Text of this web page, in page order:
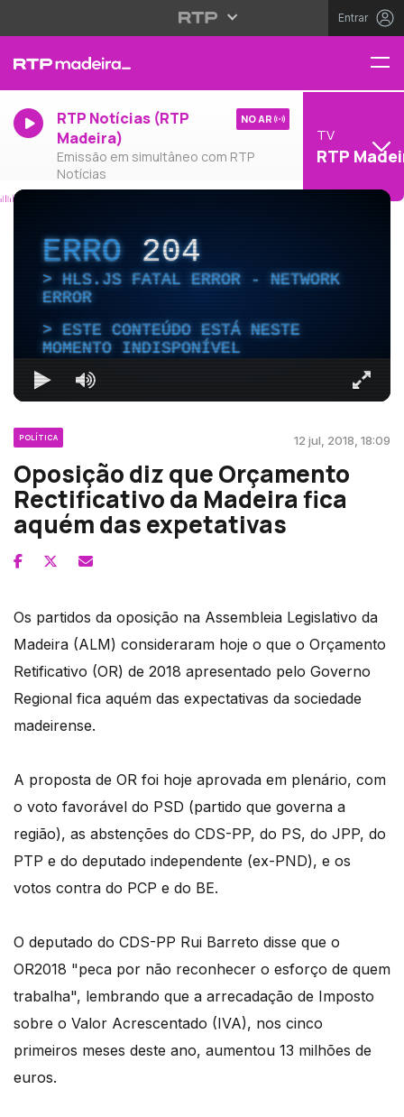
Entrar
RTP Notícias (RTP
Madeira)
Emissão em simultâneo com RTP
Notícias
NO AR
TV
RTP
ERRO204
HLS.JS FATAL ERROR - NETWORK
ERROR
ESTE CONTEÚDO ESTÁ NESTE
MOMENTO INDISPONÍVEL
POLÍTICA 12 jul, 2018, 18:09
Oposição diz que Orçamento
Rectificativo da Madeira fica
aquém das expetativas
Os partidos da oposição na Assembleia Legislativo da
Madeira (ALM) consideraram hoje o que o Orçamento
Retificativo (OR) de 2018 apresentado pelo Governo
Regional fica aquém das expectativas da sociedade
madeirense.
A proposta de OR foi hoje aprovada em plenário, com
o voto favorável do PSD (partido que governa a
região), as abstenções do CDS-PP, do PS, do JPP, do
PTP e do deputado independente (ex-PND), e os
votos contra do PCP e do BE.
O deputado do CDS-PP Rui Barreto disse que o
OR2018 "peca por não reconhecer o esforço de quem
trabalha", lembrando que a arrecadação de Imposto
sobre o Valor Acrescentado (IVA), nos cinco
primeiros meses deste ano, aumentou 13 milhões de
euros.